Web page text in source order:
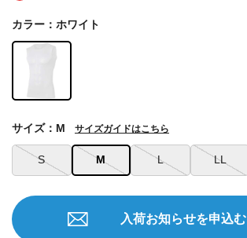
カラー：ホワイト
S M L LL
サイズ：M サイズガイドはこちら
入荷お知らせを申込む